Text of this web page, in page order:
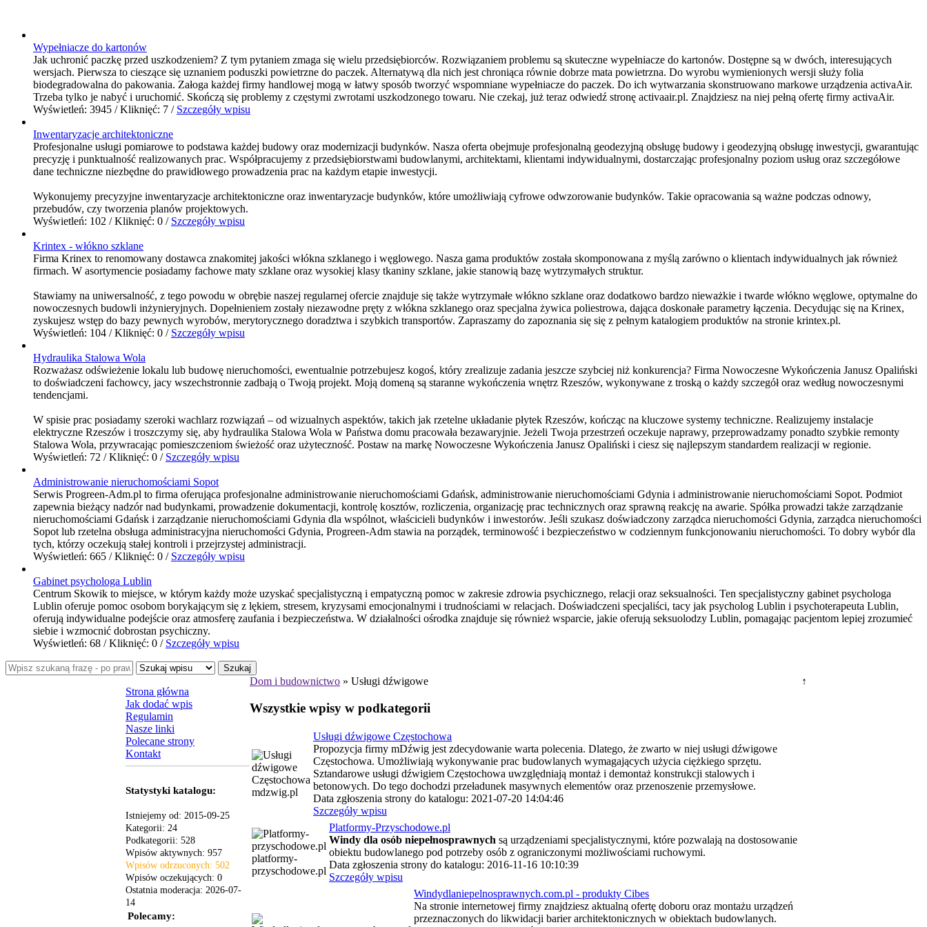
Wypełniacze do kartonów
Jak uchronić paczkę przed uszkodzeniem? Z tym pytaniem zmaga się wielu przedsiębiorców. Rozwiązaniem problemu są skuteczne wypełniacze do kartonów. Dostępne są w dwóch, interesujących
wersjach. Pierwsza to cieszące się uznaniem poduszki powietrzne do paczek. Alternatywą dla nich jest chroniąca równie dobrze mata powietrzna. Do wyrobu wymienionych wersji służy folia
biodegradowalna do pakowania. Załoga każdej firmy handlowej mogą w łatwy sposób tworzyć wspomniane wypełniacze do paczek. Do ich wytwarzania skonstruowano markowe urządzenia activaAir.
Trzeba tylko je nabyć i uruchomić. Skończą się problemy z częstymi zwrotami uszkodzonego towaru. Nie czekaj, już teraz odwiedź stronę activaair.pl. Znajdziesz na niej pełną ofertę firmy activaAir.
Wyświetleń: 3945 / Kliknięć: 7 / Szczegóły wpisu
Inwentaryzacje architektoniczne
Profesjonalne usługi pomiarowe to podstawa każdej budowy oraz modernizacji budynków. Nasza oferta obejmuje profesjonalną geodezyjną obsługę budowy i geodezyjną obsługę inwestycji, gwarantując
precyzję i punktualność realizowanych prac. Współpracujemy z przedsiębiorstwami budowlanymi, architektami, klientami indywidualnymi, dostarczając profesjonalny poziom usług oraz szczegółowe
dane techniczne niezbędne do prawidłowego prowadzenia prac na każdym etapie inwestycji.
Wykonujemy precyzyjne inwentaryzacje architektoniczne oraz inwentaryzacje budynków, które umożliwiają cyfrowe odwzorowanie budynków. Takie opracowania są ważne podczas odnowy,
przebudów, czy tworzenia planów projektowych.
Wyświetleń: 102 / Kliknięć: 0 / Szczegóły wpisu
Krintex - włókno szklane
Firma Krinex to renomowany dostawca znakomitej jakości włókna szklanego i węglowego. Nasza gama produktów została skomponowana z myślą zarówno o klientach indywidualnych jak również
firmach. W asortymencie posiadamy fachowe maty szklane oraz wysokiej klasy tkaniny szklane, jakie stanowią bazę wytrzymałych struktur.
Stawiamy na uniwersalność, z tego powodu w obrębie naszej regularnej ofercie znajduje się także wytrzymałe włókno szklane oraz dodatkowo bardzo nieważkie i twarde włókno węglowe, optymalne do
nowoczesnych budowli inżynieryjnych. Dopełnieniem zostały niezawodne pręty z włókna szklanego oraz specjalna żywica poliestrowa, dająca doskonałe parametry łączenia. Decydując się na Krinex,
zyskujesz wstęp do bazy pewnych wyrobów, merytorycznego doradztwa i szybkich transportów. Zapraszamy do zapoznania się się z pełnym katalogiem produktów na stronie krintex.pl.
Wyświetleń: 104 / Kliknięć: 0 / Szczegóły wpisu
Hydraulika Stalowa Wola
Rozważasz odświeżenie lokalu lub budowę nieruchomości, ewentualnie potrzebujesz kogoś, który zrealizuje zadania jeszcze szybciej niż konkurencja? Firma Nowoczesne Wykończenia Janusz Opaliński
to doświadczeni fachowcy, jacy wszechstronnie zadbają o Twoją projekt. Moją domeną są staranne wykończenia wnętrz Rzeszów, wykonywane z troską o każdy szczegół oraz według nowoczesnymi
tendencjami.
W spisie prac posiadamy szeroki wachlarz rozwiązań – od wizualnych aspektów, takich jak rzetelne układanie płytek Rzeszów, kończąc na kluczowe systemy techniczne. Realizujemy instalacje
elektryczne Rzeszów i troszczymy się, aby hydraulika Stalowa Wola w Państwa domu pracowała bezawaryjnie. Jeżeli Twoja przestrzeń oczekuje naprawy, przeprowadzamy ponadto szybkie remonty
Stalowa Wola, przywracając pomieszczeniom świeżość oraz użyteczność. Postaw na markę Nowoczesne Wykończenia Janusz Opaliński i ciesz się najlepszym standardem realizacji w regionie.
Wyświetleń: 72 / Kliknięć: 0 / Szczegóły wpisu
Administrowanie nieruchomościami Sopot
Serwis Progreen-Adm.pl to firma oferująca profesjonalne administrowanie nieruchomościami Gdańsk, administrowanie nieruchomościami Gdynia i administrowanie nieruchomościami Sopot. Podmiot
zapewnia bieżący nadzór nad budynkami, prowadzenie dokumentacji, kontrolę kosztów, rozliczenia, organizację prac technicznych oraz sprawną reakcję na awarie. Spółka prowadzi także zarządzanie
nieruchomościami Gdańsk i zarządzanie nieruchomościami Gdynia dla wspólnot, właścicieli budynków i inwestorów. Jeśli szukasz doświadczony zarządca nieruchomości Gdynia, zarządca nieruchomości
Sopot lub rzetelna obsługa administracyjna nieruchomości Gdynia, Progreen-Adm stawia na porządek, terminowość i bezpieczeństwo w codziennym funkcjonowaniu nieruchomości. To dobry wybór dla
tych, którzy oczekują stałej kontroli i przejrzystej administracji.
Wyświetleń: 665 / Kliknięć: 0 / Szczegóły wpisu
Gabinet psychologa Lublin
Centrum Skowik to miejsce, w którym każdy może uzyskać specjalistyczną i empatyczną pomoc w zakresie zdrowia psychicznego, relacji oraz seksualności. Ten specjalistyczny gabinet psychologa
Lublin oferuje pomoc osobom borykającym się z lękiem, stresem, kryzysami emocjonalnymi i trudnościami w relacjach. Doświadczeni specjaliści, tacy jak psycholog Lublin i psychoterapeuta Lublin,
oferują indywidualne podejście oraz atmosferę zaufania i bezpieczeństwa. W działalności ośrodka znajduje się również wsparcie, jakie oferują seksuolodzy Lublin, pomagając pacjentom lepiej zrozumieć
siebie i wzmocnić dobrostan psychiczny.
Wyświetleń: 68 / Kliknięć: 0 / Szczegóły wpisu
Szukaj
Strona główna
Jak dodać wpis
Regulamin
Nasze linki
Polecane strony
Kontakt
Statystyki katalogu:
Istniejemy od: 2015-09-25
Kategorii: 24
Podkategorii: 528
Wpisów aktywnych: 957
Wpisów odrzuconych: 502
Wpisów oczekujących: 0
Ostatnia moderacja: 2026-07-
14
Polecamy:
Dom i budownictwo » Usługi dźwigowe
Wszystkie wpisy w podkategorii
mdzwig.pl
Usługi dźwigowe Częstochowa
Propozycja firmy mDźwig jest zdecydowanie warta polecenia. Dlatego, że zwarto w niej usługi dźwigowe
Częstochowa. Umożliwiają wykonywanie prac budowlanych wymagających użycia ciężkiego sprzętu.
Sztandarowe usługi dźwigiem Częstochowa uwzględniają montaż i demontaż konstrukcji stalowych i
betonowych. Do tego dochodzi przeładunek masywnych elementów oraz przenoszenie przemysłowe.
Data zgłoszenia strony do katalogu: 2021-07-20 14:04:46
Szczegóły wpisu
platformy-
przyschodowe.pl
Platformy-Przyschodowe.pl
Windy dla osób niepełnosprawnych są urządzeniami specjalistycznymi, które pozwalają na dostosowanie
obiektu budowlanego pod potrzeby osób z ograniczonymi możliwościami ruchowymi.
Data zgłoszenia strony do katalogu: 2016-11-16 10:10:39
Szczegóły wpisu
Windydlaniepelnosprawnych.com.pl - produkty Cibes
Na stronie internetowej firmy znajdziesz aktualną ofertę doboru oraz montażu urządzeń
przeznaczonych do likwidacji barier architektonicznych w obiektach budowlanych.
↑